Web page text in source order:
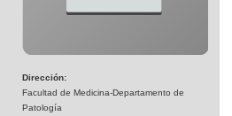
Dirección:
Facultad de Medicina-Departamento de
Patología